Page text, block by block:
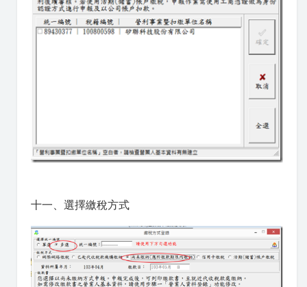
十一、選擇繳稅方式